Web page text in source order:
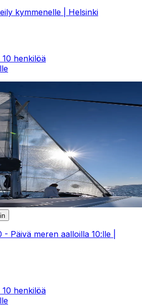
kymmenelle | Helsinki
10 henkilöä
- Päivä meren aalloilla 10:lle |
10 henkilöä